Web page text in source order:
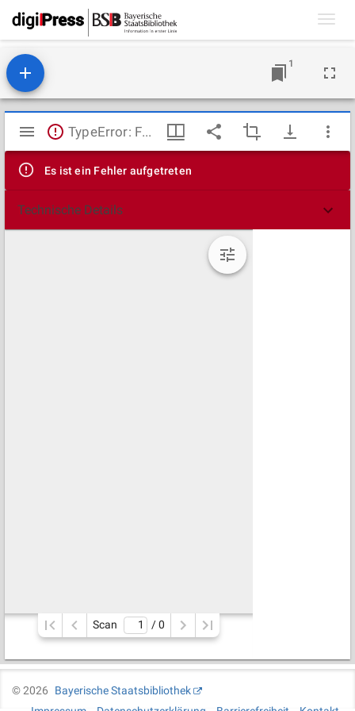
1
Mirador
Viewer
TypeError: Failed to fetch
Es ist ein Fehler aufgetreten
Technische Details
Scan / 0
©2026
Bayerische Staatsbibliothek